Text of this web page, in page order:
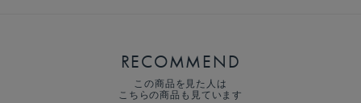
RECOMMEND
この商品を見た人は
こちらの商品も見ています